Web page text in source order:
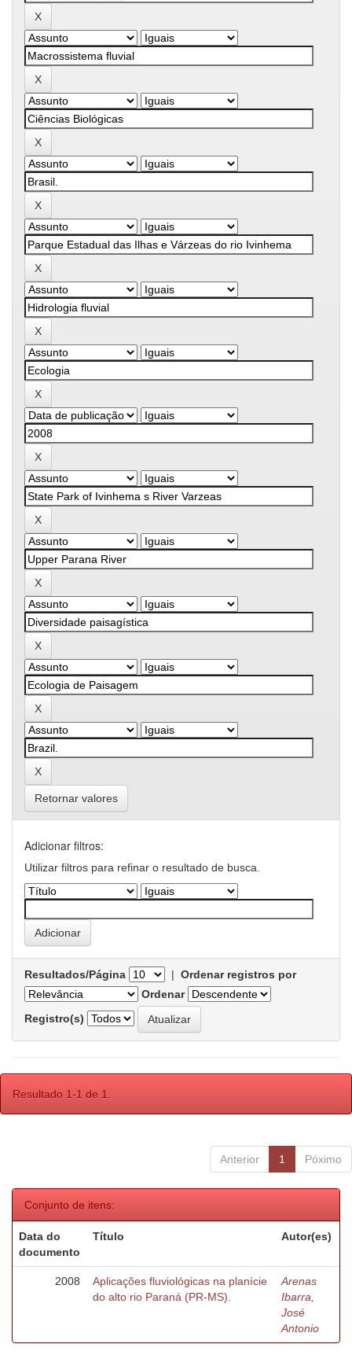
Retornar valores
Adicionar filtros:
Utilizar filtros para refinar o resultado de busca.
Resultados/Página | Ordenar registros por
Ordenar
Registro(s)
Resultado 1-1 de 1.
Anterior 1 Póximo
Conjunto de itens:
Data do
documento
Título Autor(es)
2008
Aplicações fluviológicas na planície
do alto rio Paraná (PR-MS).
Arenas
Ibarra,
José
Antonio